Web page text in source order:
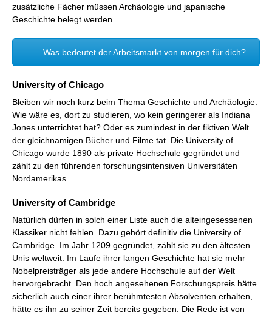
zusätzliche Fächer müssen Archäologie und japanische
Geschichte belegt werden.
Was bedeutet der Arbeitsmarkt von morgen für dich?
University of Chicago
Bleiben wir noch kurz beim Thema Geschichte und Archäologie.
Wie wäre es, dort zu studieren, wo kein geringerer als Indiana
Jones unterrichtet hat? Oder es zumindest in der fiktiven Welt
der gleichnamigen Bücher und Filme tat. Die University of
Chicago wurde 1890 als private Hochschule gegründet und
zählt zu den führenden forschungsintensiven Universitäten
Nordamerikas.
University of Cambridge
Natürlich dürfen in solch einer Liste auch die alteingesessenen
Klassiker nicht fehlen. Dazu gehört definitiv die University of
Cambridge. Im Jahr 1209 gegründet, zählt sie zu den ältesten
Unis weltweit. Im Laufe ihrer langen Geschichte hat sie mehr
Nobelpreisträger als jede andere Hochschule auf der Welt
hervorgebracht. Den hoch angesehenen Forschungspreis hätte
sicherlich auch einer ihrer berühmtesten Absolventen erhalten,
hätte es ihn zu seiner Zeit bereits gegeben. Die Rede ist von